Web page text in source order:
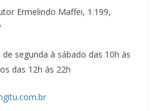
Ermelindo Maffei, 1.199,
de segunda à sábado das 10h às
das 12h às 22h